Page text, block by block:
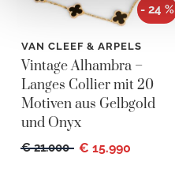
- 24 %
VAN CLEEF & ARPELS
Vintage Alhambra –
Langes Collier mit 20
Motiven aus Gelbgold
und Onyx
€ 21.000 € 15.990